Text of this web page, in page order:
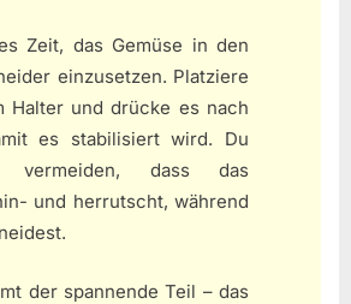
Zeit, das Gemüse in den
einzusetzen. Platziere
Halter und drücke es nach
es stabilisiert wird. Du
vermeiden, dass das
und herrutscht, während
der spannende Teil – das